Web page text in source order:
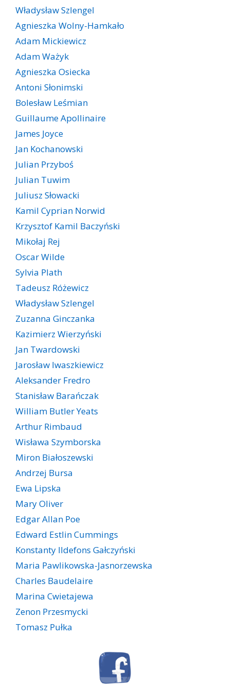
Władysław Szlengel
Agnieszka Wolny-Hamkało
Adam Mickiewicz
Adam Ważyk
Agnieszka Osiecka
Antoni Słonimski
Bolesław Leśmian
Guillaume Apollinaire
James Joyce
Jan Kochanowski
Julian Przyboś
Julian Tuwim
Juliusz Słowacki
Kamil Cyprian Norwid
Krzysztof Kamil Baczyński
Mikołaj Rej
Oscar Wilde
Sylvia Plath
Tadeusz Różewicz
Władysław Szlengel
Zuzanna Ginczanka
Kazimierz Wierzyński
Jan Twardowski
Jarosław Iwaszkiewicz
Aleksander Fredro
Stanisław Barańczak
William Butler Yeats
Arthur Rimbaud
Wisława Szymborska
Miron Białoszewski
Andrzej Bursa
Ewa Lipska
Mary Oliver
Edgar Allan Poe
Edward Estlin Cummings
Konstanty Ildefons Gałczyński
Maria Pawlikowska-Jasnorzewska
Charles Baudelaire
Marina Cwietajewa
Zenon Przesmycki
Tomasz Pułka